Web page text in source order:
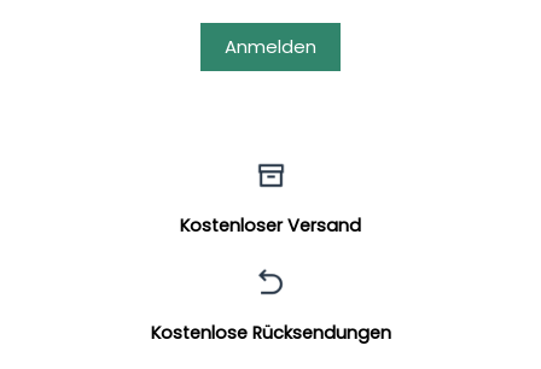
Anmelden
Kostenloser Versand
Kostenlose Rücksendungen